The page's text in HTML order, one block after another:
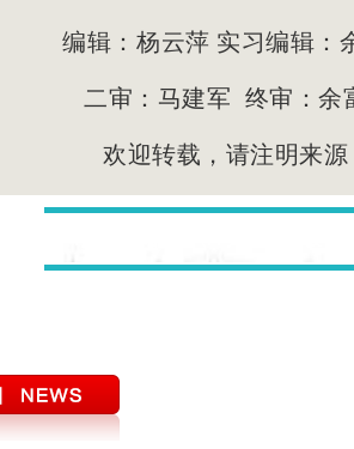
编辑：杨云萍 实习编辑：
二审：马建军 终审：余
欢迎转载，请注明来源